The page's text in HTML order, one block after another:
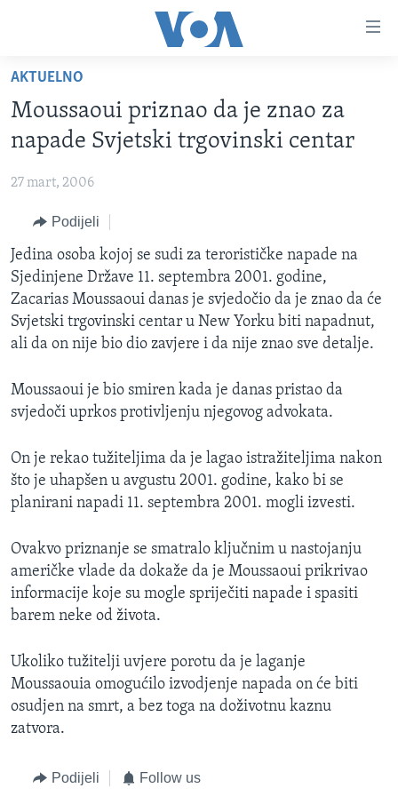
glavni
sadržaj
na
glavnu
pretragu
FOTOGRAFIJE DANA
VIJESTI
SJEDINJENE AMERIČKE DRŽAVE
BOSNA I HERCEGOVINA
SVIJET
NAUKA I TEHNOLOGIJA
SPECIJALNI PROJEKTI
KORUPCIJA
SLOBODA MEDIJA
ŽENSKA STRANA
IZBJEGLIČKA STRANA
MAGAZIN
O GLASU AMERIKE
Learning English
PRATITE NAS
Jezici
AKTUELNO
Moussaoui priznao da je znao za
napade Svjetski trgovinski centar
27 mart, 2006
Podijeli
Jedina osoba kojoj se sudi za terorističke napade na
Sjedinjene Države 11. septembra 2001. godine,
Zacarias Moussaoui danas je svjedočio da je znao da će
Svjetski trgovinski centar u New Yorku biti napadnut,
ali da on nije bio dio zavjere i da nije znao sve detalje.
Moussaoui je bio smiren kada je danas pristao da
svjedoči uprkos protivljenju njegovog advokata.
On je rekao tužiteljima da je lagao istražiteljima nakon
što je uhapšen u avgustu 2001. godine, kako bi se
planirani napadi 11. septembra 2001. mogli izvesti.
Ovakvo priznanje se smatralo ključnim u nastojanju
američke vlade da dokaže da je Moussaoui prikrivao
informacije koje su mogle spriječiti napade i spasiti
barem neke od života.
Ukoliko tužitelji uvjere porotu da je laganje
Moussaouia omogućilo izvodjenje napada on će biti
osudjen na smrt, a bez toga na doživotnu kaznu
zatvora.
Podijeli Follow us